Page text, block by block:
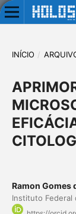
INÍCIO /
Ramon Gomes
Instituto Federal